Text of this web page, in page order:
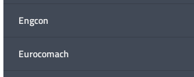
Engcon
Eurocomach